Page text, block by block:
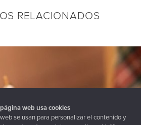
RELACIONADOS
web usa cookies
se usan para personalizar el contenido y